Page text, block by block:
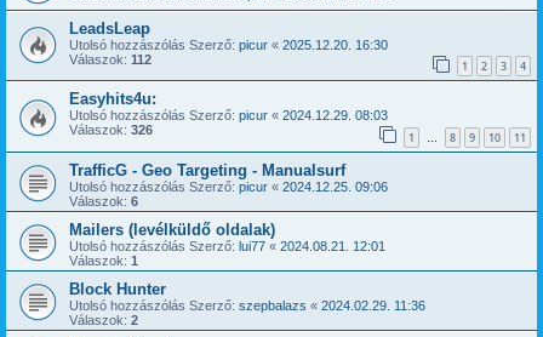
LeadsLeap
Utolsó hozzászólás Szerző: picur « 2025.12.20. 16:30
Válaszok: 112 1 2 3 4
Easyhits4u:
Utolsó hozzászólás Szerző: picur « 2024.12.29. 08:03
Válaszok: 326 1 … 8 9 10 11
TrafficG - Geo Targeting - Manualsurf
Utolsó hozzászólás Szerző: picur « 2024.12.25. 09:06
Válaszok: 6
Mailers (levélküldő oldalak)
Utolsó hozzászólás Szerző: lui77 « 2024.08.21. 12:01
Válaszok: 1
Block Hunter
Utolsó hozzászólás Szerző: szepbalazs « 2024.02.29. 11:36
Válaszok: 2